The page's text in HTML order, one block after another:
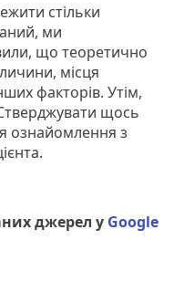
стільки
ми
що теоретично
місця
факторів. Утім,
щось
ознайомлення з
джерел у Google